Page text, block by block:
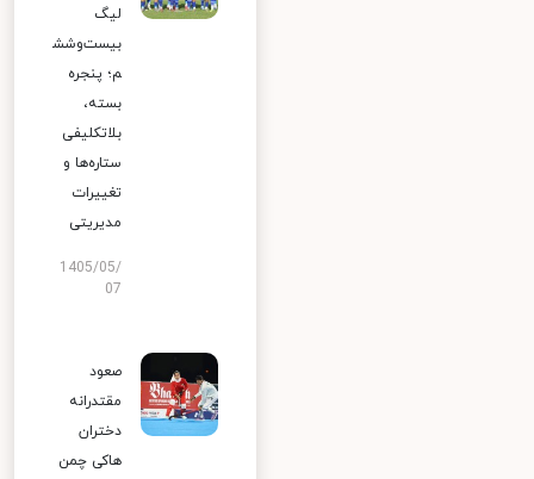
لیگ
بیست‌وشش
م؛ پنجره
بسته،
بلاتکلیفی
ستاره‌ها و
تغییرات
مدیریتی
1405/05/
07
صعود
مقتدرانه
دختران
هاکی چمن